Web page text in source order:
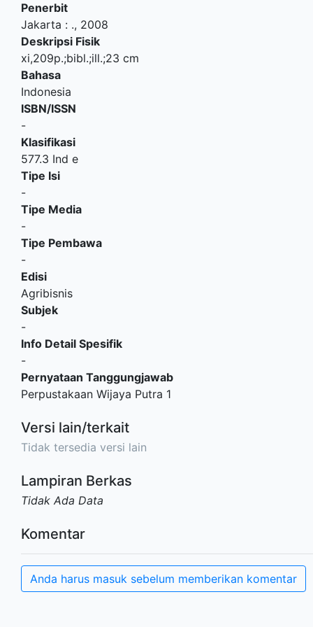
Penerbit
Jakarta : ., 2008
Deskripsi Fisik
xi,209p.;bibl.;ill.;23 cm
Bahasa
Indonesia
ISBN/ISSN
-
Klasifikasi
577.3 Ind e
Tipe Isi
-
Tipe Media
-
Tipe Pembawa
-
Edisi
Agribisnis
Subjek
-
Info Detail Spesifik
-
Pernyataan Tanggungjawab
Perpustakaan Wijaya Putra 1
Versi lain/terkait
Tidak tersedia versi lain
Lampiran Berkas
Tidak Ada Data
Komentar
Anda harus masuk sebelum memberikan komentar